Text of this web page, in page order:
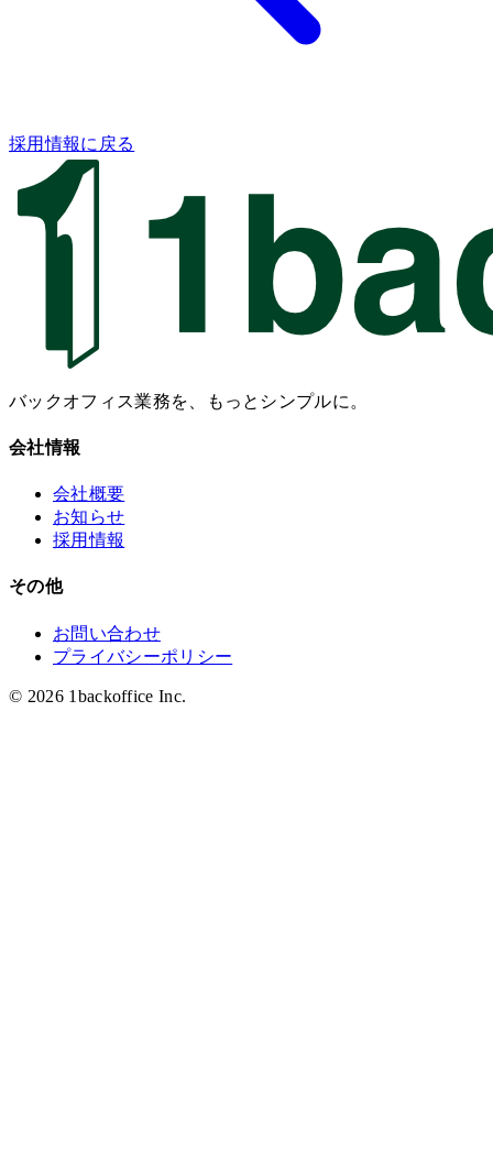
採用情報に戻る
バックオフィス業務を、もっとシンプルに。
会社情報
会社概要
お知らせ
採用情報
その他
お問い合わせ
プライバシーポリシー
© 2026 1backoffice Inc.